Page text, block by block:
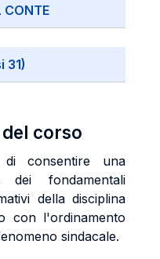
CONTE
31)
corso
consentire una
dei fondamentali
della disciplina
con l'ordinamento
sindacale.